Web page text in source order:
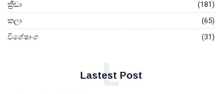
ක්‍රීඩා
(181)
කලා
(65)
විශේෂාංග
(31)
Lastest Post
L